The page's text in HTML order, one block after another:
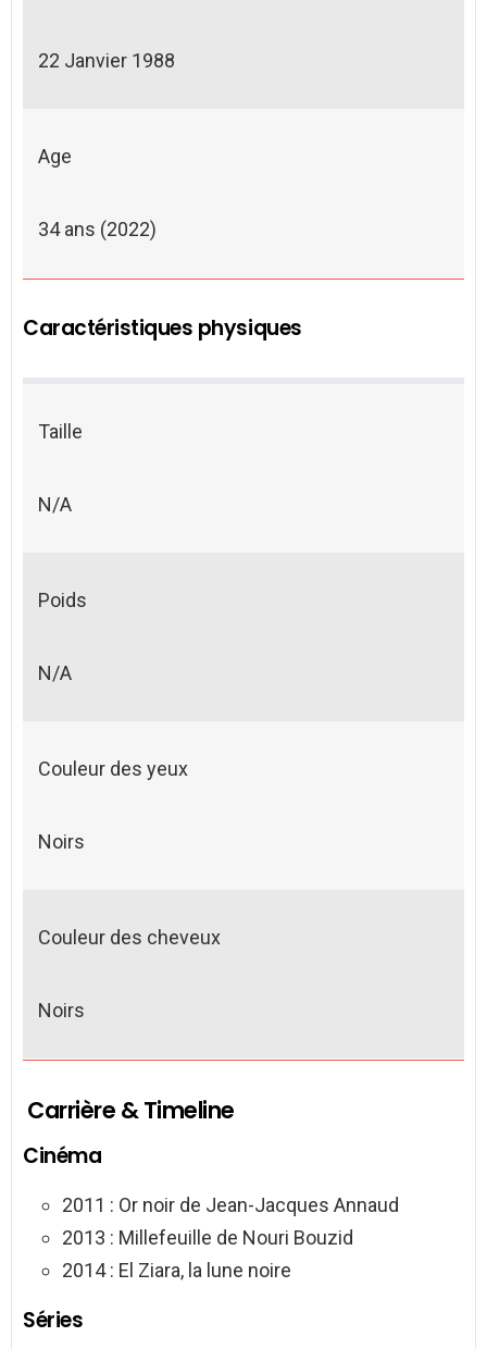
22 Janvier 1988
Age
34 ans (2022)
Caractéristiques physiques
Taille
N/A
Poids
N/A
Couleur des yeux
Noirs
Couleur des cheveux
Noirs
Carrière & Timeline
Cinéma
2011 : Or noir de Jean-Jacques Annaud
2013 : Millefeuille de Nouri Bouzid
2014 : El Ziara, la lune noire
Séries